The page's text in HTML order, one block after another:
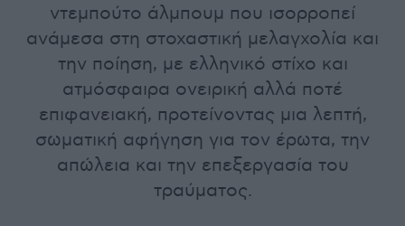
ντεμπούτο άλμπουμ που ισορροπεί
ανάμεσα στη στοχαστική μελαγχολία και
την ποίηση, με ελληνικό στίχο και
ατμόσφαιρα ονειρική αλλά ποτέ
επιφανειακή, προτείνοντας μια λεπτή,
σωματική αφήγηση για τον έρωτα, την
απώλεια και την επεξεργασία του
τραύματος.